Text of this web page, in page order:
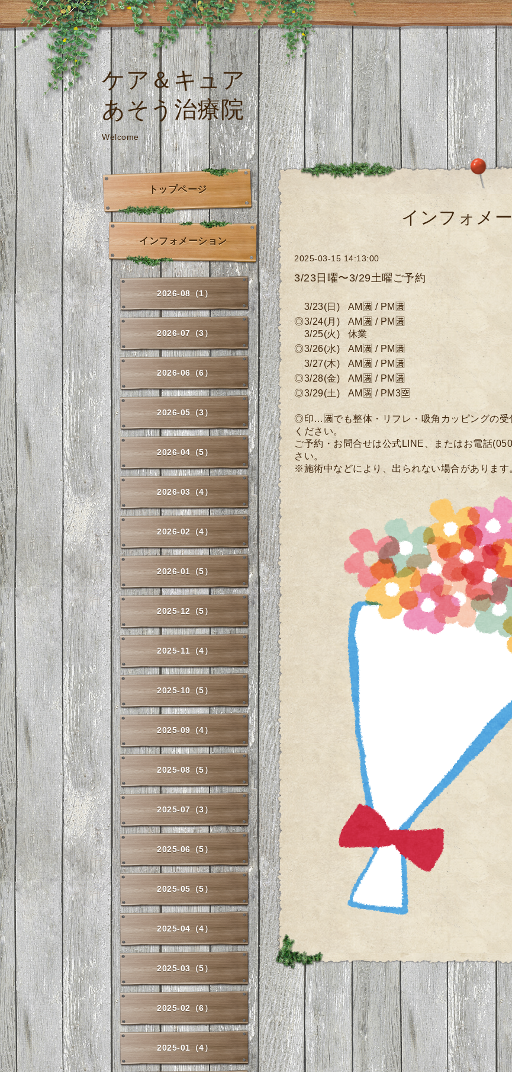
ケア＆キュア
あそう治療院
Welcome
インフォメ
2025-03-15 14:13:00
3/23日曜〜3/29土曜ご予約
3/23(日 ) AM🈵 / PM🈵
◎3/24(月 ) AM🈵 / PM🈵
3/25(火) 休業
◎3/26(水) AM🈵 / PM🈵
3/27(木) AM🈵 / PM🈵
◎3/28(金) AM🈵 / PM🈵
◎3/29(土) AM🈵 / PM3🈳
◎印…🈵でも整体・リフレ・吸角カッピングの受
ください。
ご予約・お問合せは公式LINE、またはお電話
さい。
※施術中などにより、出られない場合があります
トップページ
インフォメーション
2026-08（1）
2026-07（3）
2026-06（6）
2026-05（3）
2026-04（5）
2026-03（4）
2026-02（4）
2026-01（5）
2025-12（5）
2025-11（4）
2025-10（5）
2025-09（4）
2025-08（5）
2025-07（3）
2025-06（5）
2025-05（5）
2025-04（4）
2025-03（5）
2025-02（6）
2025-01（4）